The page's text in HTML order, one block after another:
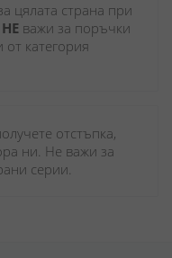
цялата страна при
НЕ важи за поръчки
категория
отстъпка,
ни. Не важи за
серии.